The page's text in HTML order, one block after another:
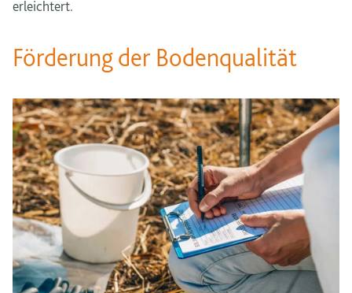
erleichtert.
Förderung der Bodenqualität